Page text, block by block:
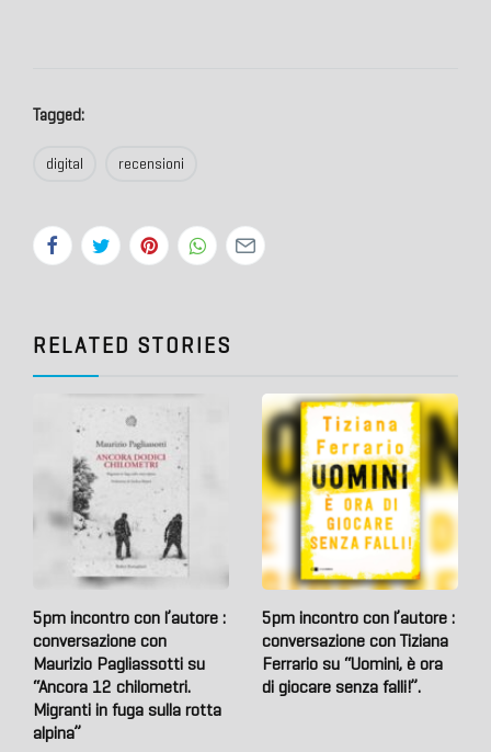
Tagged:
digital recensioni
RELATED STORIES
5pm incontro con l’autore :
conversazione con
Maurizio Pagliassotti su
“Ancora 12 chilometri.
Migranti in fuga sulla rotta
alpina”
5pm incontro con l’autore :
conversazione con Tiziana
Ferrario su “Uomini, è ora
di giocare senza falli!”.